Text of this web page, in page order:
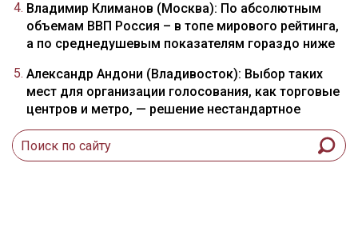
Владимир Климанов (Москва): По абсолютным
объемам ВВП Россия – в топе мирового рейтинга,
а по среднедушевым показателям гораздо ниже
Александр Андони (Владивосток): Выбор таких
мест для организации голосования, как торговые
центров и метро, — решение нестандартное